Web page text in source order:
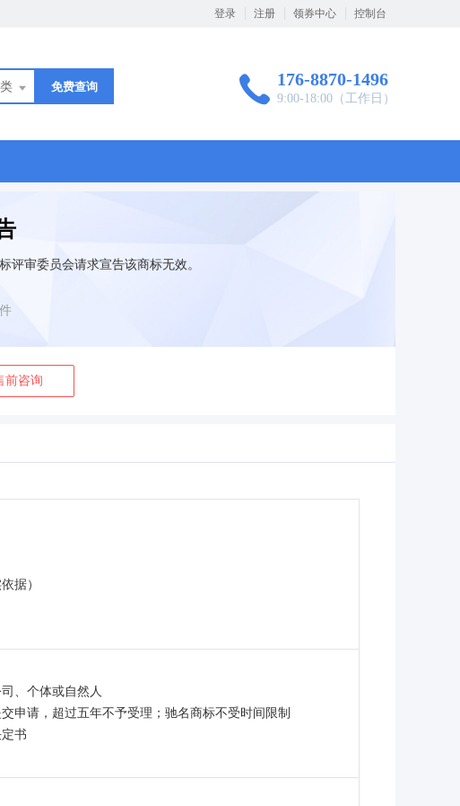
登录 注册 领券中心 控制台
免费查询 176-8870-1496
9:00-18:00（工作日）
评审委员会请求宣告该商标无效。
前咨询
据）
、个体或自然人
申请，超过五年不予受理；驰名商标不受时间限制
书